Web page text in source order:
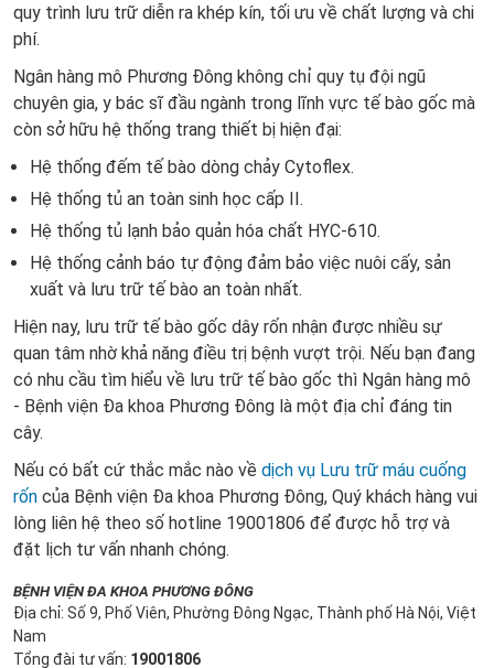
quy trình lưu trữ diễn ra khép kín, tối ưu về chất lượng và chi
phí.
Ngân hàng mô Phương Đông không chỉ quy tụ đội ngũ
chuyên gia, y bác sĩ đầu ngành trong lĩnh vực tế bào gốc mà
còn sở hữu hệ thống trang thiết bị hiện đại:
Hệ thống đếm tế bào dòng chảy Cytoflex.
Hệ thống tủ an toàn sinh học cấp II.
Hệ thống tủ lạnh bảo quản hóa chất HYC-610.
Hệ thống cảnh báo tự động đảm bảo việc nuôi cấy, sản
xuất và lưu trữ tế bào an toàn nhất.
Hiện nay, lưu trữ tế bào gốc dây rốn nhận được nhiều sự
quan tâm nhờ khả năng điều trị bệnh vượt trội. Nếu bạn đang
có nhu cầu tìm hiểu về lưu trữ tế bào gốc thì Ngân hàng mô
- Bệnh viện Đa khoa Phương Đông là một địa chỉ đáng tin
cây.
Nếu có bất cứ thắc mắc nào về dịch vụ Lưu trữ máu cuống
rốn của Bệnh viện Đa khoa Phương Đông, Quý khách hàng vui
lòng liên hệ theo số hotline 19001806 để được hỗ trợ và
đặt lịch tư vấn nhanh chóng.
BỆNH VIỆN ĐA KHOA PHƯƠNG ĐÔNG
Địa chỉ: Số 9, Phố Viên, Phường Đông Ngạc, Thành phố Hà Nội, Việt
Nam
Tổng đài tư vấn: 19001806